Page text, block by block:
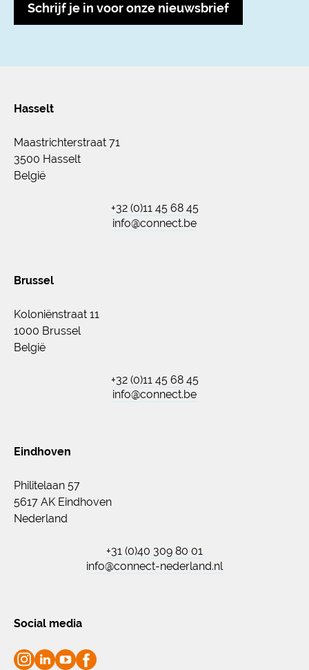
Schrijf je in voor onze nieuwsbrief
Hasselt
Maastrichterstraat 71
3500 Hasselt
België
+32 (0)11 45 68 45
info@connect.be
Brussel
Koloniënstraat 11
1000 Brussel
België
+32 (0)11 45 68 45
info@connect.be
Eindhoven
Philitelaan 57
5617 AK Eindhoven
Nederland
+31 (0)40 309 80 01
info@connect-nederland.nl
Social media